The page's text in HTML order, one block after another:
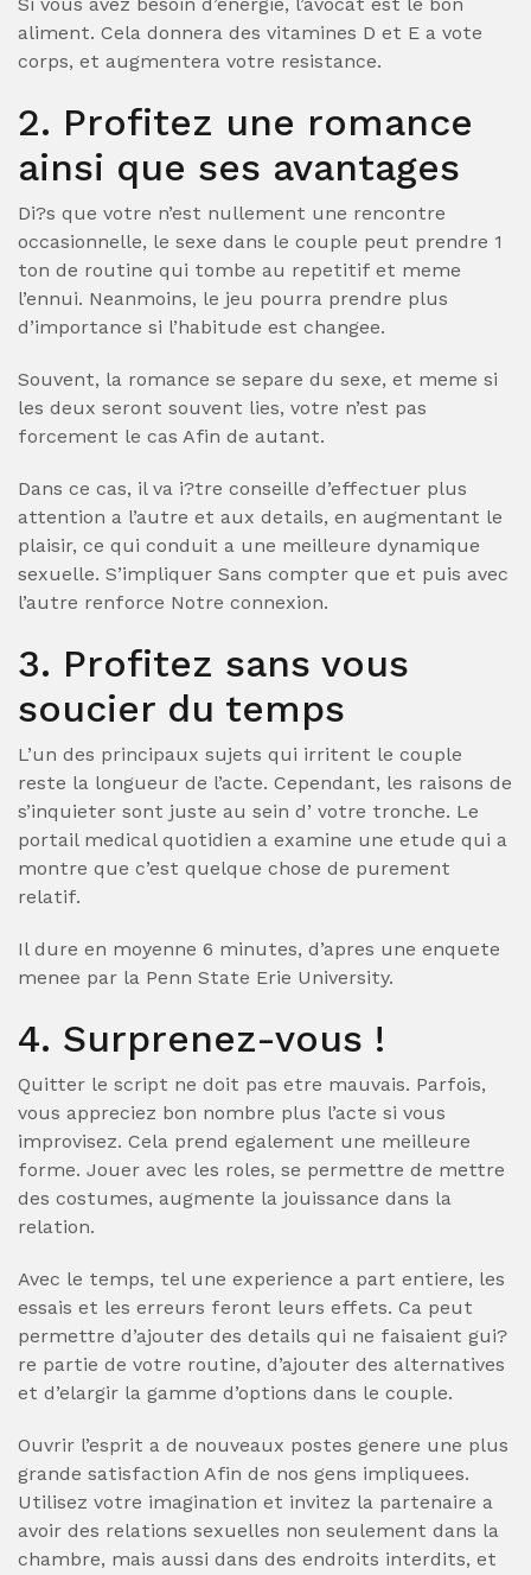
aliment. Cela donnera des vitamines D et E a vote
corps, et augmentera votre resistance.
2. Profitez une romance
ainsi que ses avantages
Di?s que votre n’est nullement une rencontre
occasionnelle, le sexe dans le couple peut prendre 1
ton de routine qui tombe au repetitif et meme
l’ennui. Neanmoins, le jeu pourra prendre plus
d’importance si l’habitude est changee.
Souvent, la romance se separe du sexe, et meme si
les deux seront souvent lies, votre n’est pas
forcement le cas Afin de autant.
Dans ce cas, il va i?tre conseille d’effectuer plus
attention a l’autre et aux details, en augmentant le
plaisir, ce qui conduit a une meilleure dynamique
sexuelle. S’impliquer Sans compter que et puis avec
l’autre renforce Notre connexion.
3. Profitez sans vous
soucier du temps
L’un des principaux sujets qui irritent le couple
reste la longueur de l’acte. Cependant, les raisons de
s’inquieter sont juste au sein d’ votre tronche. Le
portail medical quotidien a examine une etude qui a
montre que c’est quelque chose de purement
relatif.
Il dure en moyenne 6 minutes, d’apres une enquete
menee par la Penn State Erie University.
4. Surprenez-vous !
Quitter le script ne doit pas etre mauvais. Parfois,
vous appreciez bon nombre plus l’acte si vous
improvisez. Cela prend egalement une meilleure
forme. Jouer avec les roles, se permettre de mettre
des costumes, augmente la jouissance dans la
relation.
Avec le temps, tel une experience a part entiere, les
essais et les erreurs feront leurs effets. Ca peut
permettre d’ajouter des details qui ne faisaient gui?
re partie de votre routine, d’ajouter des alternatives
et d’elargir la gamme d’options dans le couple.
Ouvrir l’esprit a de nouveaux postes genere une plus
grande satisfaction Afin de nos gens impliquees.
Utilisez votre imagination et invitez la partenaire a
avoir des relations sexuelles non seulement dans la
chambre, mais aussi dans des endroits interdits, et